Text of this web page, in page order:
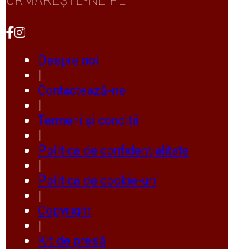
Despre noi
|
Contactează-ne
|
Termeni și condiții
|
Politica de confidențialitate
|
Politica de cookie-uri
|
Copyright
|
Kit de presă